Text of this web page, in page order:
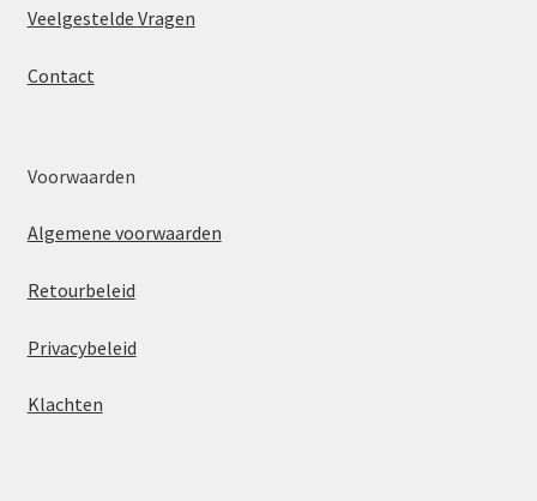
Veelgestelde Vragen
Contact
Voorwaarden
Algemene voorwaarden
Retourbeleid
Privacybeleid
Klachten